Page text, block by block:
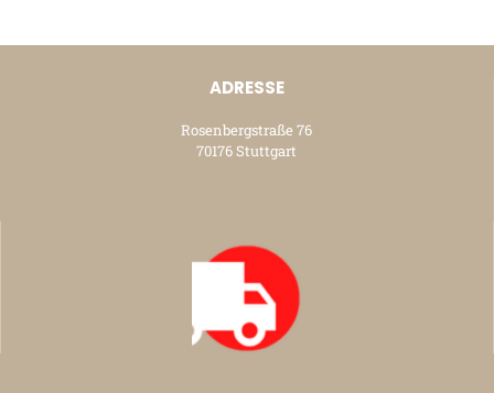
ADRESSE
Rosenbergstraße 76
70176 Stuttgart